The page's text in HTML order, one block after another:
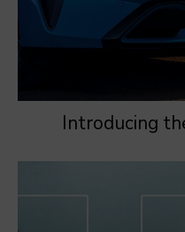
Introducing